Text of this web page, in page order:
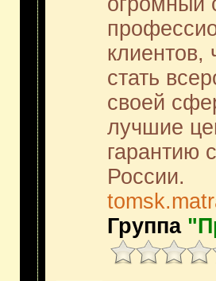
клиентов,
стать
своей
лучшие
гарантию
России.
Группа